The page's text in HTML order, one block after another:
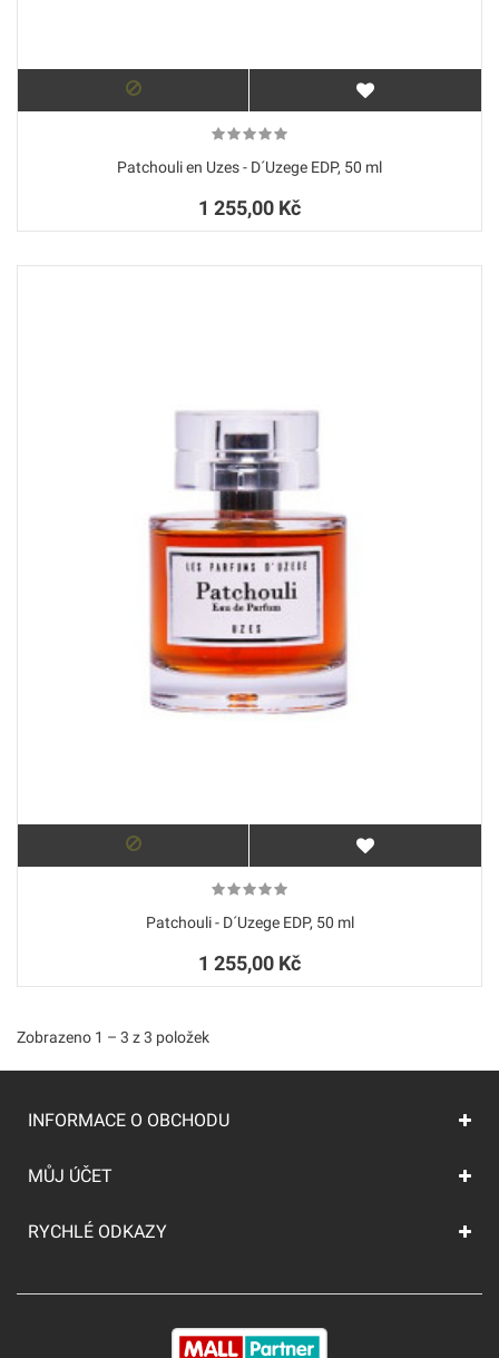
Patchouli en Uzes - D´Uzege EDP, 50 ml
1 255,00 Kč
Patchouli - D´Uzege EDP, 50 ml
1 255,00 Kč
Zobrazeno 1 – 3 z 3 položek
INFORMACE O OBCHODU
MŮJ ÚČET
RYCHLÉ ODKAZY